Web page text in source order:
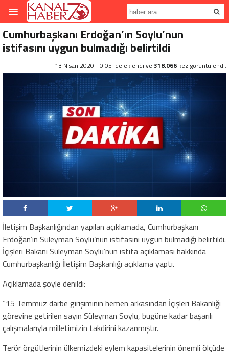
Cumhurbaşkanı Erdoğan’ın Soylu’nun
istifasını uygun bulmadığı belirtildi
13 Nisan 2020 - 0:05 'de eklendi ve 318.066 kez görüntülendi.
İletişim Başkanlığından yapılan açıklamada, Cumhurbaşkanı
Erdoğan’ın Süleyman Soylu’nun istifasını uygun bulmadığı belirtildi.
İçişleri Bakanı Süleyman Soylu’nun istifa açıklaması hakkında
Cumhurbaşkanlığı İletişim Başkanlığı açıklama yaptı.
Açıklamada şöyle denildi:
“15 Temmuz darbe girişiminin hemen arkasından İçişleri Bakanlığı
görevine getirilen sayın Süleyman Soylu, bugüne kadar başarılı
çalışmalarıyla milletimizin takdirini kazanmıştır.
Terör örgütlerinin ülkemizdeki eylem kapasitelerinin önemli ölçüde